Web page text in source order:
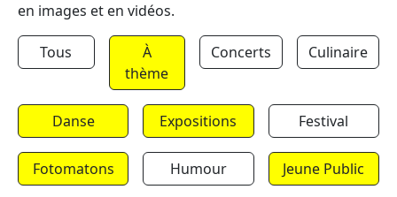
en images et en vidéos.
Tous
À
thème
Concerts Culinaire
Danse Expositions Festival
Fotomatons Humour Jeune Public